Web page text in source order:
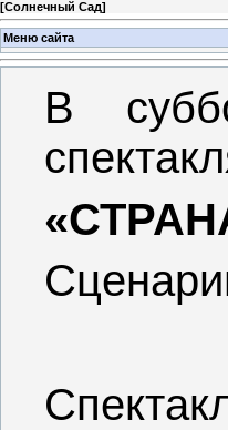
[Солнечный Сад]
Меню сайта
В